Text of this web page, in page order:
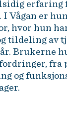
erfaring
I Vågan er
hvor hun
tildeling av
Brukerne
fra
og